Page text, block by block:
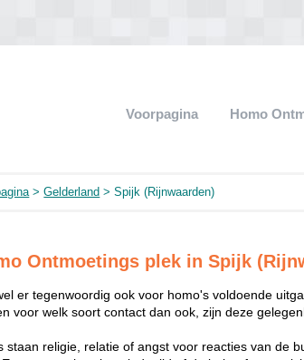
Voorpagina Homo
>Gelderland > Spijk (Rijnwaarden)
Ontmoetings plek in Spijk
er tegenwoordig ook voor homo's voldoende
voor welk soort contact dan ook, zijn deze
staan religie, relatie of angst voor reacties van de